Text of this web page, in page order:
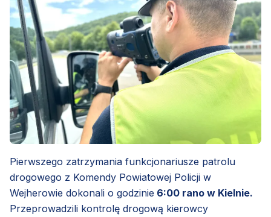
Pierwszego zatrzymania funkcjonariusze patrolu
drogowego z Komendy Powiatowej Policji w
Wejherowie dokonali o godzinie 6:00 rano w Kielnie.
Przeprowadzili kontrolę drogową kierowcy